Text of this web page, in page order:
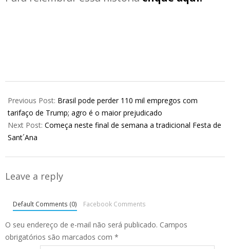
07-
18
Previous Post: Brasil pode perder 110 mil empregos com
tarifaço de Trump; agro é o maior prejudicado
Next Post: Começa neste final de semana a tradicional Festa de
Sant´Ana
Leave a reply
Default Comments (0) Facebook Comments
O seu endereço de e-mail não será publicado. Campos
obrigatórios são marcados com *